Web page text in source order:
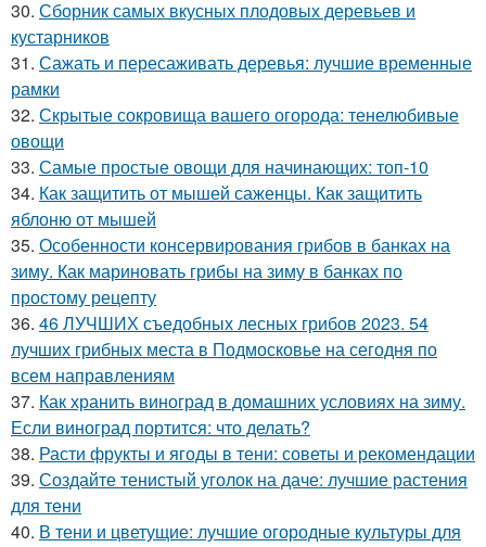
30. Сборник самых вкусных плодовых деревьев и
кустарников
31. Сажать и пересаживать деревья: лучшие временные
рамки
32. Скрытые сокровища вашего огорода: тенелюбивые
овощи
33. Самые простые овощи для начинающих: топ-10
34. Как защитить от мышей саженцы. Как защитить
яблоню от мышей
35. Особенности консервирования грибов в банках на
зиму. Как мариновать грибы на зиму в банках по
простому рецепту
36. 46 ЛУЧШИХ съедобных лесных грибов 2023. 54
лучших грибных места в Подмосковье на сегодня по
всем направлениям
37. Как хранить виноград в домашних условиях на зиму.
Если виноград портится: что делать?
38. Расти фрукты и ягоды в тени: советы и рекомендации
39. Создайте тенистый уголок на даче: лучшие растения
для тени
40. В тени и цветущие: лучшие огородные культуры для